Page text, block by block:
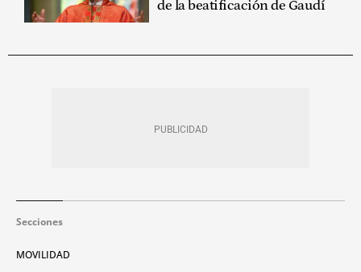
de la beatificación de Gaudí
Secciones
MOVILIDAD